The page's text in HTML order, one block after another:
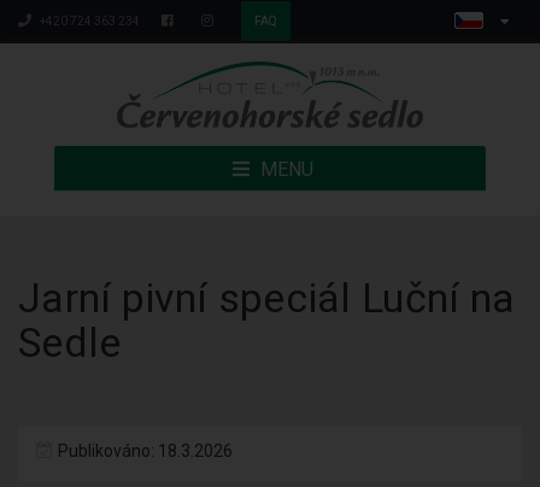
+420 724 363 234 FAQ
MENU
Jarní pivní speciál Luční na
Sedle
Publikováno: 18.3.2026